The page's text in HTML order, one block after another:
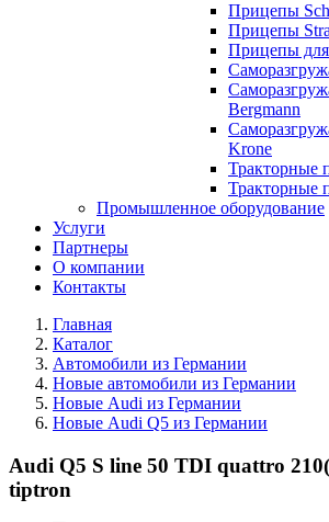
Прицепы
Прицепы
Прицепы
Bergmann
Krone
Тракторные
Тракторные
Промышленное оборудование
Услуги
Партнеры
О компании
Контакты
Главная
Каталог
Автомобили из Германии
Новые автомобили из Германии
Новые Audi из Германии
Новые Audi Q5 из Германии
Audi Q5 S line 50 TDI quattro
tiptron